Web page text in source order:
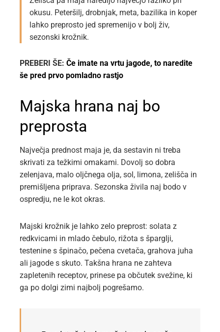
okusu. Peteršilj, drobnjak, meta, bazilika in koper
lahko preprosto jed spremenijo v bolj živ,
sezonski krožnik.
PREBERI ŠE: Če imate na vrtu jagode, to naredite
še pred prvo pomladno rastjo
Majska hrana naj bo
preprosta
Največja prednost maja je, da sestavin ni treba
skrivati za težkimi omakami. Dovolj so dobra
zelenjava, malo oljčnega olja, sol, limona, zelišča in
premišljena priprava. Sezonska živila naj bodo v
ospredju, ne le kot okras.
Majski krožnik je lahko zelo preprost: solata z
redkvicami in mlado čebulo, rižota s šparglji,
testenine s špinačo, pečena cvetača, grahova juha
ali jagode s skuto. Takšna hrana ne zahteva
zapletenih receptov, prinese pa občutek svežine, ki
ga po dolgi zimi najbolj pogrešamo.